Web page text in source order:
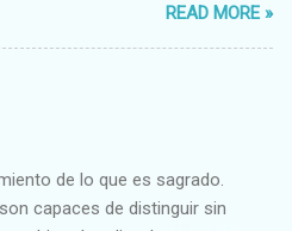
Sano-Enfermo Selecto-
3 ESPIRITUALES a)
Exacto-Aproximado
Bueno-malo Bondadoso-
Relajado Leal-Desleal,etc.
Santo-Pr...
READ MORE »
de lo que es sagrado.
capaces de distinguir sin